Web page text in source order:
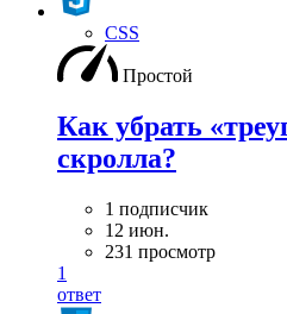
CSS
Простой
Как убрать
скролла?
1 подписчик
12 июн.
231 просмотр
1
ответ